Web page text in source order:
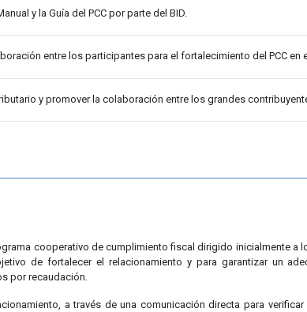
y la Guía del PCC por parte del BID.
entre los participantes para el fortalecimiento del PCC en
y promover la colaboración entre los grandes
cooperativo de cumplimiento fiscal dirigido inicialmente a
de fortalecer el relacionamiento y para garantizar un
por recaudación.
a través de una comunicación directa para